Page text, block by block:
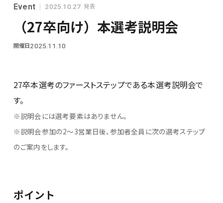
Event 2025.10.27 発表
（27卒向け）本選考説明会
開催日2025.11.10
27卒本選考のファーストステップである本選考説明会で
す。
※説明会には選考要素はありません。
※説明会参加の2～3営業日後、参加者全員に次の選考ステップ
のご案内をします。
ポイント